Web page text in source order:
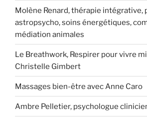
Molène Renard, thérapie intégrative,
astropsycho, soins énergétiques,
médiation animales
Le Breathwork, Respirer pour vivre
Christelle Gimbert
Massages bien-être avec Anne Caro
Ambre Pelletier, psychologue